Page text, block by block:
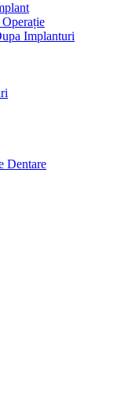
Implanturi
Dentare